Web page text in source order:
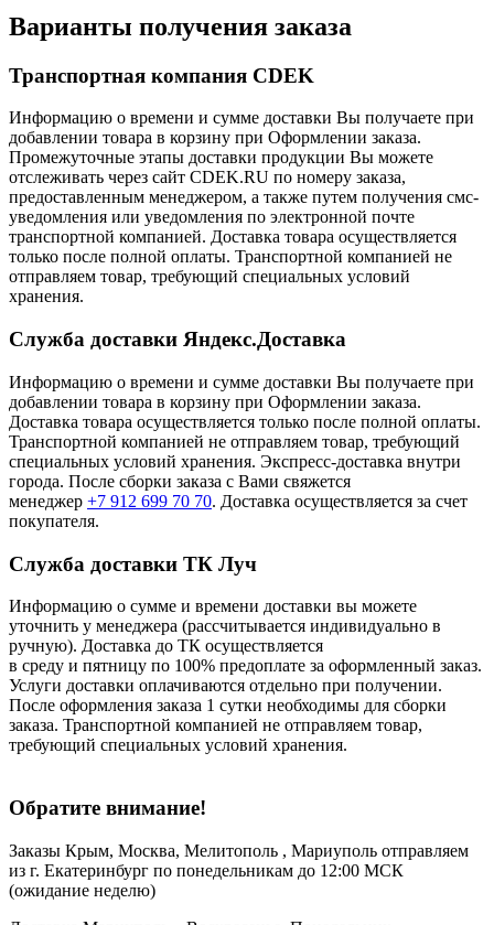
Варианты получения заказа
Транспортная компания CDEK
Информацию о времени и сумме доставки Вы получаете при
добавлении товара в корзину при Оформлении заказа.
Промежуточные этапы доставки продукции Вы можете
отслеживать через сайт CDEK.RU по номеру заказа,
предоставленным менеджером, а также путем получения смс-
уведомления или уведомления по электронной почте
транспортной компанией. Доставка товара осуществляется
только после полной оплаты. Транспортной компанией не
отправляем товар, требующий специальных условий
хранения.
Служба доставки Яндекс.Доставка
Информацию о времени и сумме доставки Вы получаете при
добавлении товара в корзину при Оформлении заказа.
Доставка товара осуществляется только после полной оплаты.
Транспортной компанией не отправляем товар, требующий
специальных условий хранения. Экспресс-доставка внутри
города. После сборки заказа с Вами свяжется
менеджер +7 912 699 70 70. Доставка осуществляется за счет
покупателя.
Служба доставки ТК Луч
Информацию о сумме и времени доставки вы можете
уточнить у менеджера (рассчитывается индивидуально в
ручную). Доставка до ТК осуществляется
в среду и пятницу по 100% предоплате за оформленный заказ.
Услуги доставки оплачиваются отдельно при получении.
После оформления заказа 1 сутки необходимы для сборки
заказа. Транспортной компанией не отправляем товар,
требующий специальных условий хранения.
Обратите внимание!
Заказы Крым, Москва, Мелитополь , Мариуполь отправляем
из г. Екатеринбург по понедельникам до 12:00 МСК
(ожидание неделю)